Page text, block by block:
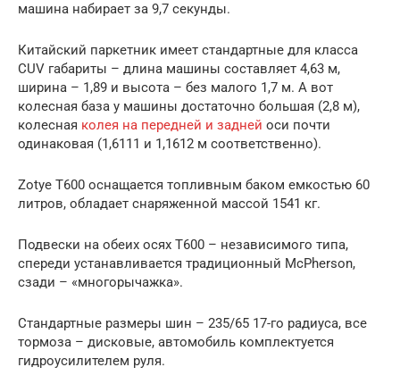
машина набирает за 9,7 секунды.
Китайский паркетник имеет стандартные для класса
CUV габариты – длина машины составляет 4,63 м,
ширина – 1,89 и высота – без малого 1,7 м. А вот
колесная база у машины достаточно большая (2,8 м),
колесная колея на передней и задней оси почти
одинаковая (1,6111 и 1,1612 м соответственно).
Zotye T600 оснащается топливным баком емкостью 60
литров, обладает снаряженной массой 1541 кг.
Подвески на обеих осях Т600 – независимого типа,
спереди устанавливается традиционный McPherson,
сзади – «многорычажка».
Стандартные размеры шин – 235/65 17-го радиуса, все
тормоза – дисковые, автомобиль комплектуется
гидроусилителем руля.